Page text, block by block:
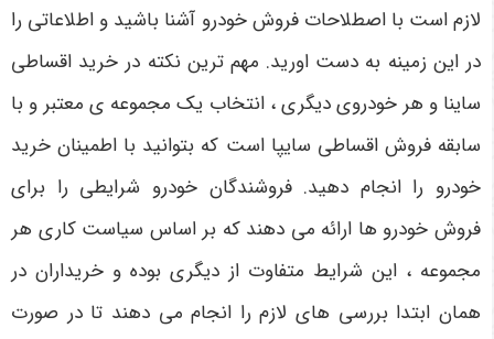
لازم است با اصطلاحات فروش خودرو آشنا باشید و اطلاعاتی را
در این زمینه به دست اورید. مهم ترین نکته در خرید اقساطی
ساینا و هر خودروی دیگری ، انتخاب یک مجموعه ی معتبر و با
سابقه فروش اقساطی سایپا است که بتوانید با اطمینان خرید
خودرو را انجام دهید. فروشندگان خودرو شرایطی را برای
فروش خودرو ها ارائه می دهند که بر اساس سیاست کاری هر
مجموعه ، این شرایط متفاوت از دیگری بوده و خریداران در
همان ابتدا بررسی های لازم را انجام می دهند تا در صورت